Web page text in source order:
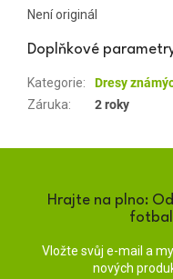
Není originál
Doplňkové
Kategorie:
Dresy
Záruka: 2 roky
Hrajte na plno:
Vložte svůj e-mail a
nových